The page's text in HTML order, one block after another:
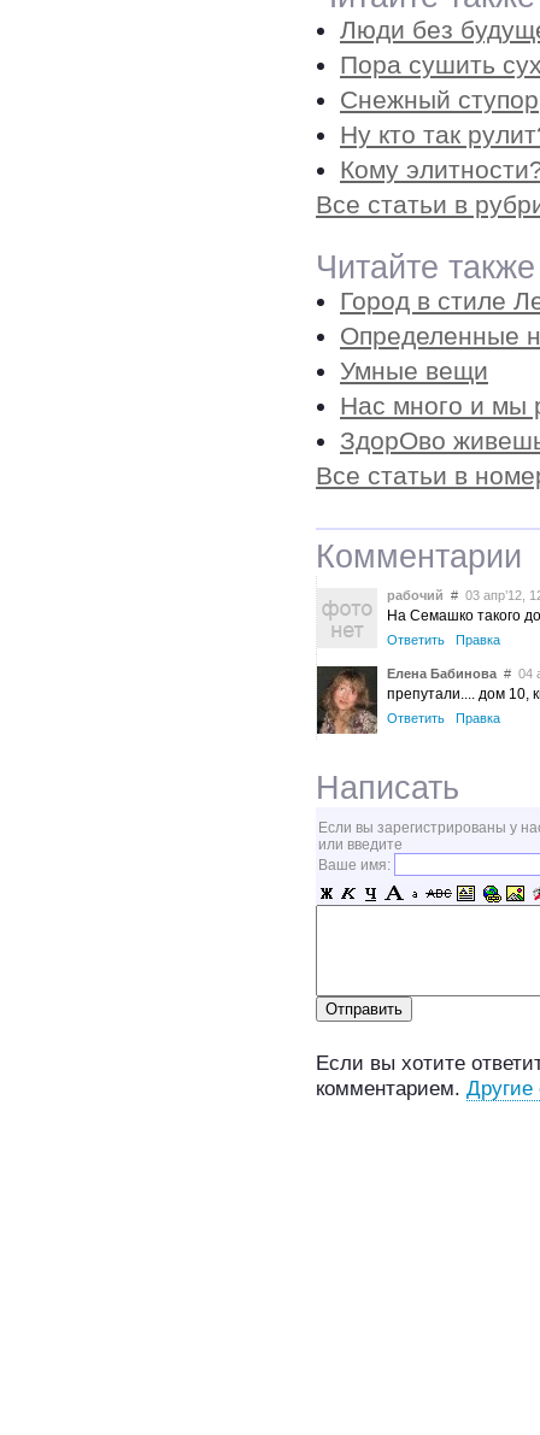
Люди без
Пора сушить
Снежный ступор
Ну кто так
Кому
Все статьи в
Читайте
Город в стиле
Определенные
Умные вещи
Нас много и мы
ЗдорОво
Все статьи в
Комментарии
рабочий # 03 апр’12,
На Семашко такого
Ответить Правка
Елена Бабинова # 04
препутали.... дом 10,
Ответить Правка
Написать
Если вы зарегистрированы у
или введите
Ваше имя:
Если вы хотите
комментарием. Другие